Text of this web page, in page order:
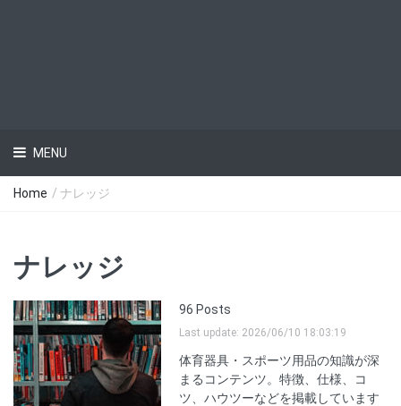
MENU
Home / ナレッジ
ナレッジ
96 Posts
Last update: 2026/06/10 18:03:19
体育器具・スポーツ用品の知識が深
まるコンテンツ。特徴、仕様、コ
ツ、ハウツーなどを掲載しています